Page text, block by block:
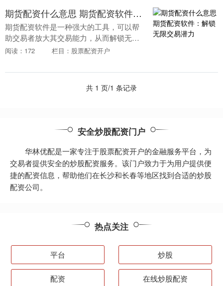
期货配资什么意思 期货配资软件：解锁无限交易潜力
期货配资软件是一种强大的工具，可以帮
助交易者放大其交易能力，从而解锁无限
的交易潜力。通过提供杠杆期货配资什么
余额更大的金额进....
阅读：172 栏目：股票配资开户
共 1 页/1 条记录
安全炒股配资门户
华林优配是一家专注于股票配资开户的金融服务平台，为
交易者提供安全的炒股配资服务。该门户致力于为用户提供便
捷的配资信息，帮助他们在长沙和长春等地区找到合适的炒股
配资公司。
热点关注
平台 炒股
配资 在线炒股配资